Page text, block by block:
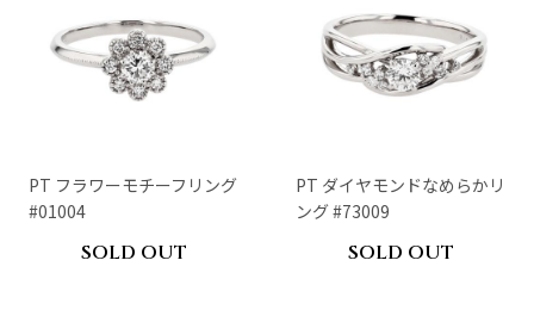
PT フラワーモチーフリング
#01004
SOLD OUT
PT ダイヤモンドなめらかリ
ング #73009
SOLD OUT